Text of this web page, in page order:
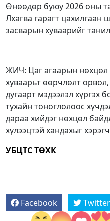
Өнөөдөр буюу 2026 оны
Лхагва гарагт цахилгаан
засварын хуваарийг
ЖИЧ: Цаг агаарын нөхцөл
хуваарьт өөрчлөлт орвол,
дугаарт мэдээлэл хүргэх
тухайн тоноглолоос
дараа хийдэг нөхцөл
хүлээцтэй хандахыг
УБЦТС ТӨХК
Facebook Twitter